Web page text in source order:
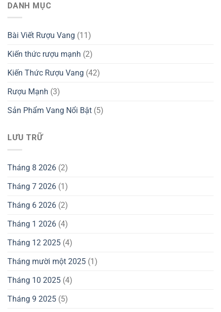
DANH MỤC
Bài Viết Rượu Vang (11)
Kiến thức rượu mạnh (2)
Kiến Thức Rượu Vang (42)
Rượu Mạnh (3)
Sản Phẩm Vang Nổi Bật (5)
LƯU TRỮ
Tháng 8 2026 (2)
Tháng 7 2026 (1)
Tháng 6 2026 (2)
Tháng 1 2026 (4)
Tháng 12 2025 (4)
Tháng mười một 2025 (1)
Tháng 10 2025 (4)
Tháng 9 2025 (5)